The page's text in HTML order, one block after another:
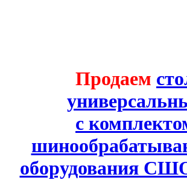
Продаем
с
оборудования